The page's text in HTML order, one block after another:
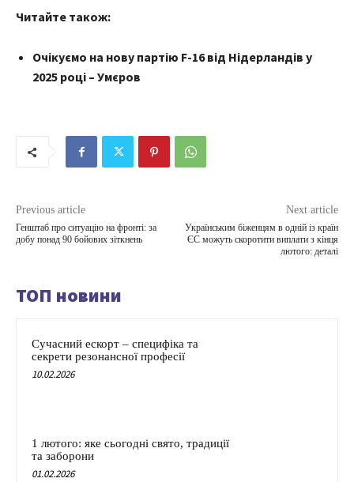
Читайте також:
Очікуємо на нову партію F-16 від Нідерландів у
2025 році – Умєров
Previous article
Генштаб про ситуацію на фронті: за
добу понад 90 бойових зіткнень
Next article
Українським біженцям в одній із країн
ЄС можуть скоротити виплати з кінця
лютого: деталі
ТОП новини
Сучасний ескорт – специфіка та
секрети резонансної професії
10.02.2026
1 лютого: яке сьогодні свято, традиції
та заборони
01.02.2026